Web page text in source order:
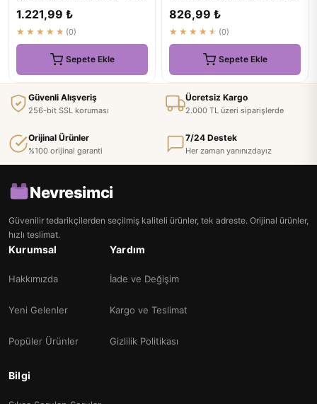
1.221,99 ₺
★★★★★ (0)
Sepete Ekle
826,99 ₺
★★★★★ (0)
Sepete Ekle
Güvenli Alışveriş
256-bit SSL koruması
Ücretsiz Kargo
2.000 TL üzeri siparişlerde
Orijinal Ürünler
%100 orijinal garanti
7/24 Destek
Her zaman yanınızdayız
Nevresimci
Güvenilir tedarikçilerden seçilmiş kaliteli ürünler, tek adreste. Orijinal ürünler,
hızlı teslimat.
Kurumsal
Hakkımızda
Yeni Gelenler
Popüler Ürünler
Yardım
İade ve Değişim
Kargo ve Teslimat
Gizlilik Politikası
Bilgi